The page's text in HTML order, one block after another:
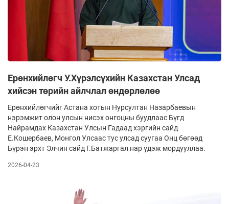
Ерөнхийлөгч У.Хүрэлсүхийн Казахстан Улсад
хийсэн төрийн айлчлал өндөрлөлөө
Ерөнхийлөгчийг Астана хотын Нурсултан Назарбаевын
нэрэмжит олон улсын нисэх онгоцны буудлаас Бүгд
Найрамдах Казахстан Улсын Гадаад хэргийн сайд
Е.Кошербаев, Монгол Улсаас тус улсад суугаа Онц бөгөөд
Бүрэн эрхт Элчин сайд Г.Батжаргал нар үдэж мордууллаа.
2026-04-23